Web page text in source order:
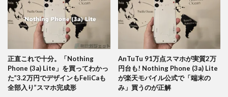
正直これで十分。「Nothing
Phone (3a) Lite」を買ってわかっ
た”3.2万円でデザインもFeliCaも
全部入り”スマホ完成形
AnTuTu 91万点スマホが実質2万
円台も! Nothing Phone (3a) Lite
が楽天モバイル公式で「端末の
み」買うのが正解